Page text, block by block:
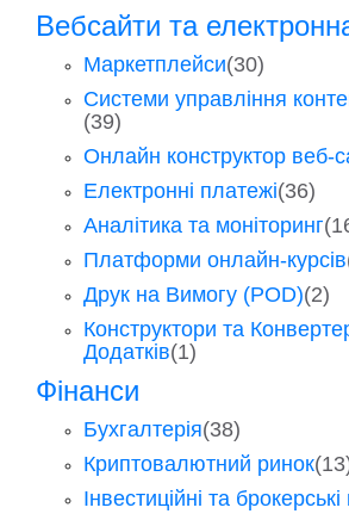
Вебсайти та
Маркетплейси(30)
Системи управління
(39)
Онлайн конструктор веб-
Електронні платежі(36)
Аналітика та моніторинг
Платформи онлайн-курсів
Друк на Вимогу (POD)(2)
Конструктори та
Додатків(1)
Фінанси
Бухгалтерія(38)
Криптовалютний ринок
Інвестиційні та